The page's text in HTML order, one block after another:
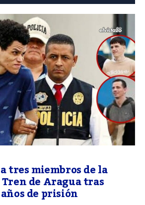
tres miembros de la
de Aragua tras
de prisión